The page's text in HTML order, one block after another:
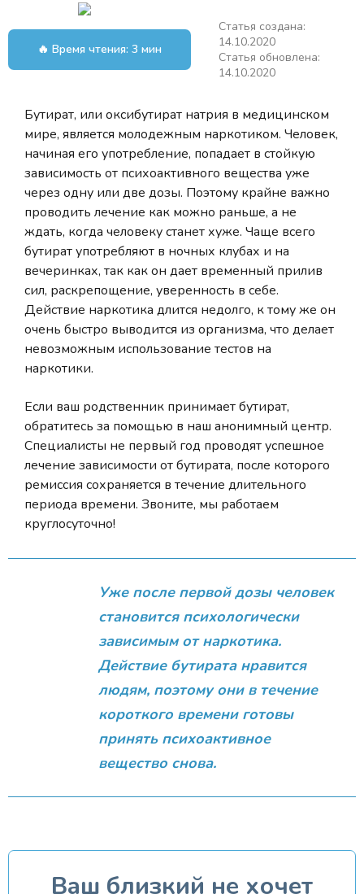
🔥 Время чтения: 3 мин
Статья создана:
14.10.2020
Статья обновлена:
14.10.2020
Бутират, или оксибутират натрия в медицинском
мире, является молодежным наркотиком. Человек,
начиная его употребление, попадает в стойкую
зависимость от психоактивного вещества уже
через одну или две дозы. Поэтому крайне важно
проводить лечение как можно раньше, а не
ждать, когда человеку станет хуже. Чаще всего
бутират употребляют в ночных клубах и на
вечеринках, так как он дает временный прилив
сил, раскрепощение, уверенность в себе.
Действие наркотика длится недолго, к тому же он
очень быстро выводится из организма, что делает
невозможным использование тестов на
наркотики.
Если ваш родственник принимает бутират,
обратитесь за помощью в наш анонимный центр.
Специалисты не первый год проводят успешное
лечение зависимости от бутирата, после которого
ремиссия сохраняется в течение длительного
периода времени. Звоните, мы работаем
круглосуточно!
Уже после первой дозы человек
становится психологически
зависимым от наркотика.
Действие бутирата нравится
людям, поэтому они в течение
короткого времени готовы
принять психоактивное
вещество снова.
Ваш близкий не хочет